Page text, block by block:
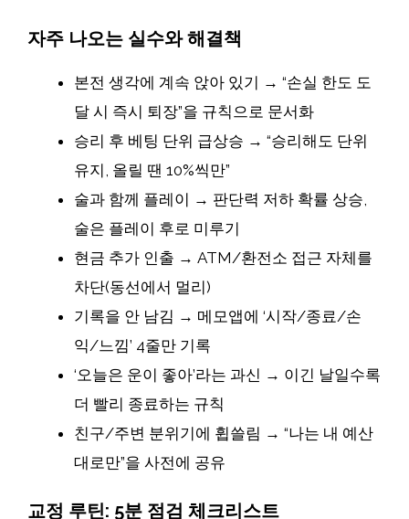
자주 나오는 실수와 해결책
본전 생각에 계속 앉아 있기 → “손실 한도 도
달 시 즉시 퇴장”을 규칙으로 문서화
승리 후 베팅 단위 급상승 → “승리해도 단위
유지, 올릴 땐 10%씩만”
술과 함께 플레이 → 판단력 저하 확률 상승,
술은 플레이 후로 미루기
현금 추가 인출 → ATM/환전소 접근 자체를
차단(동선에서 멀리)
기록을 안 남김 → 메모앱에 ‘시작/종료/손
익/느낌’ 4줄만 기록
‘오늘은 운이 좋아’라는 과신 → 이긴 날일수록
더 빨리 종료하는 규칙
친구/주변 분위기에 휩쓸림 → “나는 내 예산
대로만”을 사전에 공유
교정 루틴: 5분 점검 체크리스트